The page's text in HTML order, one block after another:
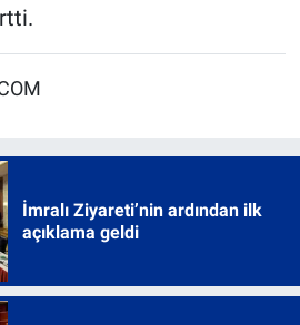
İmralı Ziyareti’nin ardından ilk
açıklama geldi